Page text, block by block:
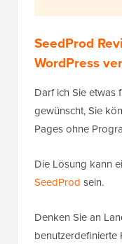
SeedProd
WordPress
Darf ich Sie etwas
gewünscht, Sie
Pages ohne
Die Lösung kann
SeedProd sein.
Denken Sie an